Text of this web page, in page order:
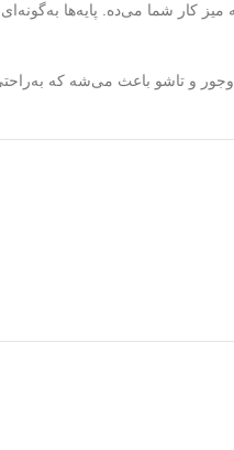
کار شما می‌ده. پایه‌ها
و تاشو باعث می‌شه که